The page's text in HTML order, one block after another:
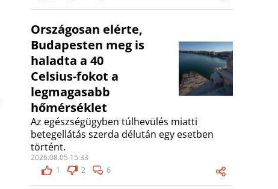
Országosan elérte,
Budapesten meg is
haladta a 40
Celsius-fokot a
legmagasabb
hőmérséklet
Az egészségügyben túlhevülés miatti
betegellátás szerda délután egy esetben
történt.
2026.08.05 15:33
1
2 6